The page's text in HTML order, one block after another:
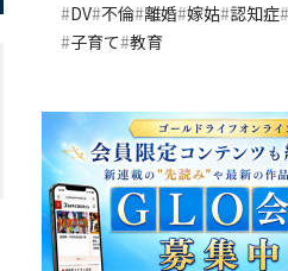
DV 不倫 離婚 嫁姑 認知症
子育て 教育